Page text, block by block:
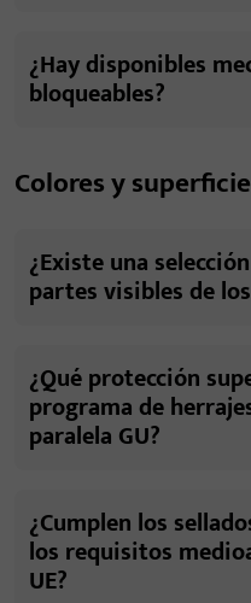
¿Hay disponibles
bloqueables?
Colores y
¿Existe una
partes visibles de
¿Qué protección
programa de
paralela GU?
¿Cumplen los
los requisitos
UE?